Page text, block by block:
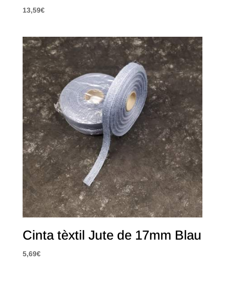
13,59€
Cinta tèxtil Jute de 17mm Blau
5,69€